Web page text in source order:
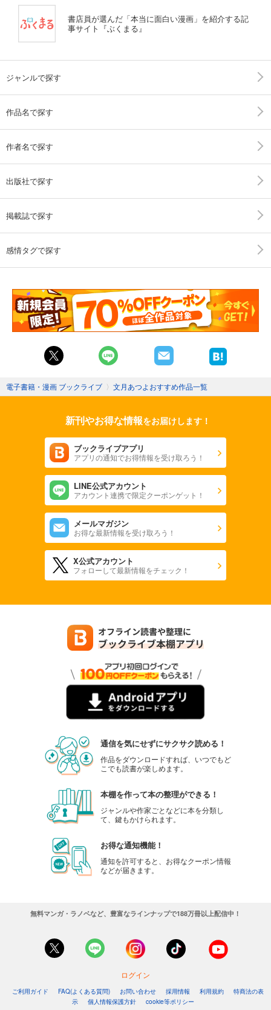
書店員が選んだ「本当に面白い漫画」を紹介する記
事サイト『ぶくまる』
ジャンルで探す
作品名で探す
作者名で探す
出版社で探す
掲載誌で探す
感情タグで探す
電子書籍・漫画 ブックライブ 〉 文月あつよおすすめ作品一覧
新刊やお得な情報をお届けします！
ブックライブアプリ
アプリの通知でお得情報を受け取ろう！
LINE公式アカウント
アカウント連携で限定クーポンゲット！
メールマガジン
お得な最新情報を受け取ろう！
X公式アカウント
フォローして最新情報をチェック！
通信を気にせずにサクサク読める！
作品をダウンロードすれば、いつでもど
こでも読書が楽しめます。
本棚を作って本の整理ができる！
ジャンルや作家ごとなどに本を分類し
て、鍵もかけられます。
お得な通知機能！
通知を許可すると、お得なクーポン情報
などが届きます。
無料マンガ・ラノベなど、豊富なラインナップで188万冊以上配信中！
ログイン
ご利用ガイド FAQ(よくある質問) お問い合わせ 採用情報 利用規約
特商法の表
示
個人情報保護方針 cookie等ポリシー